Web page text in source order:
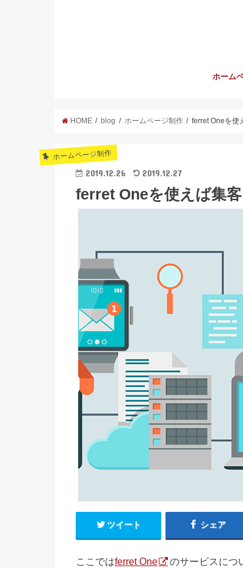
ホーム
HOME blog ホームページ制作 ferret Oneを使
ホームページ制作
2019.12.26 2019.12.27
ferret Oneを使えば集
ツイート シェア
ここではferret One
のサービスにつ